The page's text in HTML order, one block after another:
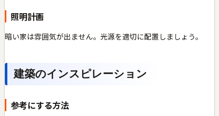
照明計画
暗い家は雰囲気が出ません。光源を適切に配置しましょう。
建築のインスピレーション
参考にする方法